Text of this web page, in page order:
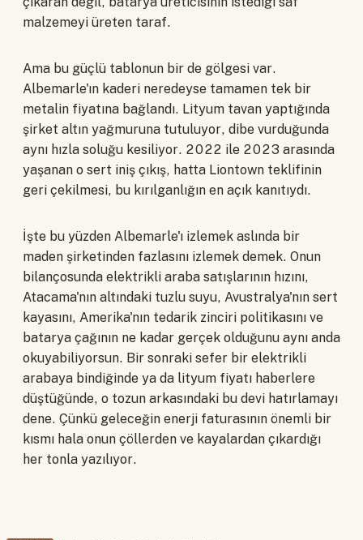
malzemeyi üreten taraf.
Ama bu güçlü tablonun bir de gölgesi var.
Albemarle'ın kaderi neredeyse tamamen tek bir
metalin fiyatına bağlandı. Lityum tavan yaptığında
şirket altın yağmuruna tutuluyor, dibe vurduğunda
aynı hızla soluğu kesiliyor. 2022 ile 2023 arasında
yaşanan o sert iniş çıkış, hatta Liontown teklifinin
geri çekilmesi, bu kırılganlığın en açık kanıtıydı.
İşte bu yüzden Albemarle'ı izlemek aslında bir
maden şirketinden fazlasını izlemek demek. Onun
bilançosunda elektrikli araba satışlarının hızını,
Atacama'nın altındaki tuzlu suyu, Avustralya'nın sert
kayasını, Amerika'nın tedarik zinciri politikasını ve
batarya çağının ne kadar gerçek olduğunu aynı anda
okuyabiliyorsun. Bir sonraki sefer bir elektrikli
arabaya bindiğinde ya da lityum fiyatı haberlere
düştüğünde, o tozun arkasındaki bu devi hatırlamayı
dene. Çünkü geleceğin enerji faturasının önemli bir
kısmı hala onun çöllerden ve kayalardan çıkardığı
her tonla yazılıyor.